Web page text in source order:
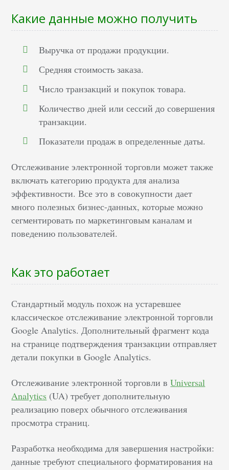
Какие данные можно получить
Выручка от продажи продукции.
Средняя стоимость заказа.
Число транзакций и покупок товара.
Количество дней или сессий до совершения
транзакции.
Показатели продаж в определенные даты.
Отслеживание электронной торговли может также
включать категорию продукта для анализа
эффективности. Все это в совокупности дает
много полезных бизнес-данных, которые можно
сегментировать по маркетинговым каналам и
поведению пользователей.
Как это работает
Стандартный модуль похож на устаревшее
классическое отслеживание электронной торговли
Google Analytics. Дополнительный фрагмент кода
на странице подтверждения транзакции отправляет
детали покупки в Google Analytics.
Отслеживание электронной торговли вUniversal
Analytics (UA) требует дополнительную
реализацию поверх обычного отслеживания
просмотра страниц.
Разработка необходима для завершения настройки:
данные требуют специального форматирования на